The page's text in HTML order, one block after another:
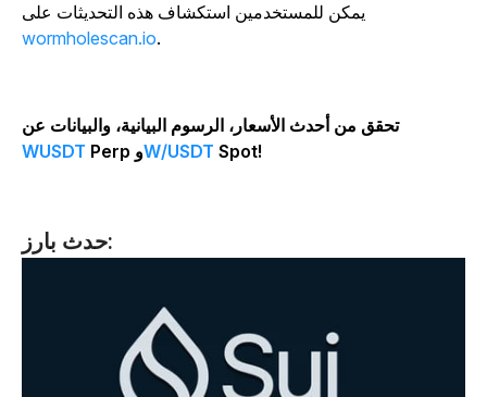
يمكن للمستخدمين استكشاف هذه التحديثات على
wormholescan.io
تحقق من أحدث الأسعار، الرسوم البيانية، والبيانات عن
WUSDT
Perp وW/USDTSpot!